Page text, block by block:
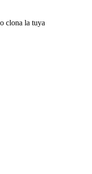
clona la tuya